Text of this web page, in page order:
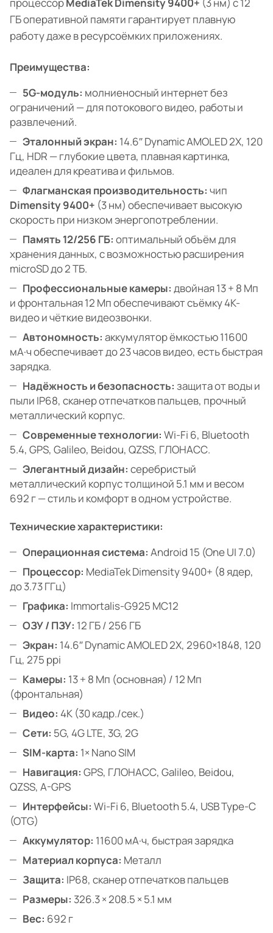
процессор MediaTek Dimensity 9400+ (3 нм) с 12
ГБ оперативной памяти гарантирует плавную
работу даже в ресурсоёмких приложениях.
Преимущества:
5G-модуль: молниеносный интернет без
ограничений — для потокового видео, работы и
развлечений.
Эталонный экран: 14.6″ Dynamic AMOLED 2X, 120
Гц, HDR — глубокие цвета, плавная картинка,
идеален для креатива и фильмов.
Флагманская производительность: чип
Dimensity 9400+ (3 нм) обеспечивает высокую
скорость при низком энергопотреблении.
Память 12/256 ГБ: оптимальный объём для
хранения данных, с возможностью расширения
microSD до 2 ТБ.
Профессиональные камеры: двойная 13 + 8 Мп
и фронтальная 12 Мп обеспечивают съёмку 4K-
видео и чёткие видеозвонки.
Автономность: аккумулятор ёмкостью 11600
мА·ч обеспечивает до 23 часов видео, есть быстрая
зарядка.
Надёжность и безопасность: защита от воды и
пыли IP68, сканер отпечатков пальцев, прочный
металлический корпус.
Современные технологии: Wi-Fi 6, Bluetooth
5.4, GPS, Galileo, Beidou, QZSS, ГЛОНАСС.
Элегантный дизайн: серебристый
металлический корпус толщиной 5.1 мм и весом
692 г — стиль и комфорт в одном устройстве.
Технические характеристики:
Операционная система: Android 15 (One UI 7.0)
Процессор: MediaTek Dimensity 9400+ (8 ядер,
до 3.73 ГГц)
Графика: Immortalis-G925 MC12
ОЗУ / ПЗУ: 12 ГБ / 256 ГБ
Экран: 14.6″ Dynamic AMOLED 2X, 2960×1848, 120
Гц, 275 ppi
Камеры: 13 + 8 Мп (основная) / 12 Мп
(фронтальная)
Видео: 4K (30 кадр./сек.)
Сети: 5G, 4G LTE, 3G, 2G
SIM-карта: 1× Nano SIM
Навигация: GPS, ГЛОНАСС, Galileo, Beidou,
QZSS, A-GPS
Интерфейсы: Wi-Fi 6, Bluetooth 5.4, USB Type-C
(OTG)
Аккумулятор: 11600 мА·ч, быстрая зарядка
Материал корпуса: Металл
Защита: IP68, сканер отпечатков пальцев
Размеры: 326.3 × 208.5 × 5.1 мм
Вес: 692 г